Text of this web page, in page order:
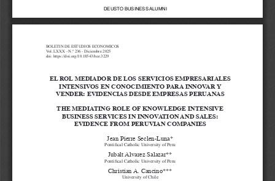
DEUSTO  BUSINESS ALUMNI
BOLETIN DE ESTUDIOS ECONOMICOS
Vol. LXXX - N.º 236 - Diciembre 2025
doi: https://doi.org/10.18543/bee.3229
EL ROL MEDIADOR DE LOS SERVICIOS EMPRESARIALES
INTENSIVOS EN CONOCIMIENTO PARA INNOVAR Y
VENDER: EVIDENCIAS DESDE EMPRESAS PERUANAS
THE MEDIATING ROLE OF KNOWLEDGE INTENSIVE
BUSINESS SERVICES IN INNOVATION AND SALES:
EVIDENCE FROM PERUVIAN COMPANIES
Jean Pierre Seclen-Luna*
Pontifical Catholic University of Peru
Jubalt Alvarez Salazar**
Pontifical Catholic University of Peru
Christian A. Cancino***
University of Chile